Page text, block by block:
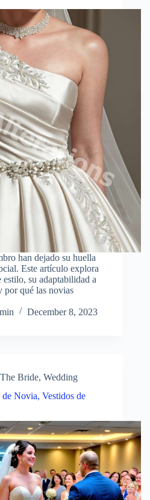
han dejado su huella
Este artículo explora
estilo, su adaptabilidad a
por qué las novias
December 8, 2023
Bride, Wedding
Novia, Vestidos de